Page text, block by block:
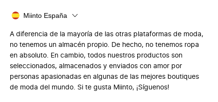
Miinto España
A diferencia de la mayoría de las otras plataformas de moda,
no tenemos un almacén propio. De hecho, no tenemos ropa
en absoluto. En cambio, todos nuestros productos son
seleccionados, almacenados y enviados con amor por
personas apasionadas en algunas de las mejores boutiques
de moda del mundo. Si te gusta Miinto, ¡Síguenos!